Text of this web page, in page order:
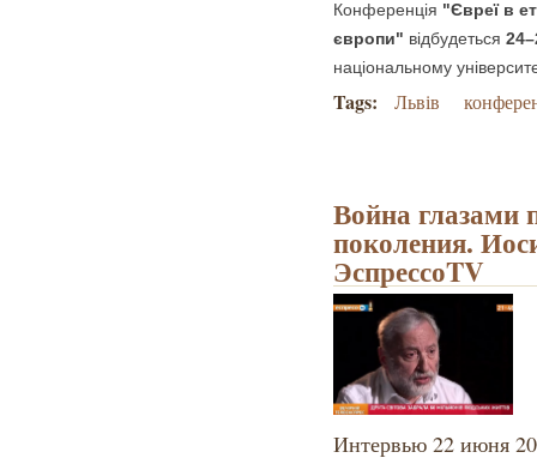
Конференція "Євреї в
європи" відбудеться
національному
Tags: Львів
Война глазами
поколения.
ЭспрессоTV
Интервью 22 июня